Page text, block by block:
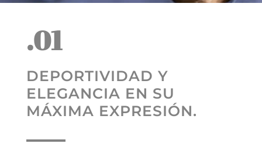
.01
DEPORTIVIDAD Y
ELEGANCIA EN SU
MÁXIMA EXPRESIÓN.